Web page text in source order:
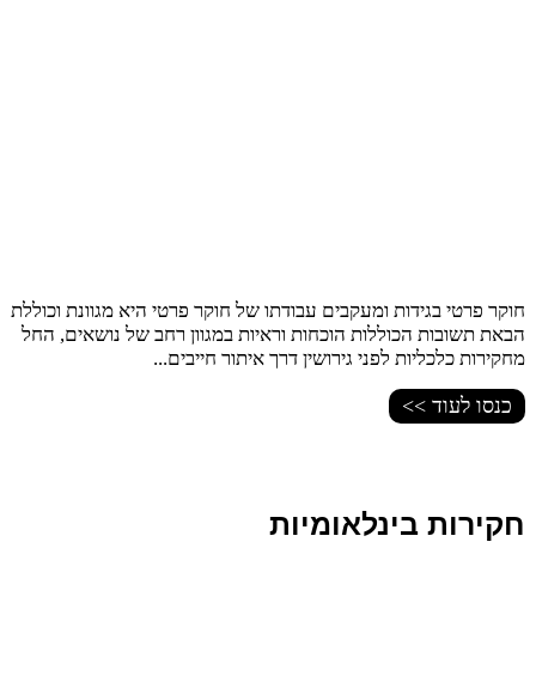
חוקר פרטי בגידות ומעקבים עבודתו של חוקר פרטי היא מגוונת וכוללת
הבאת תשובות הכוללות הוכחות וראיות במגוון רחב של נושאים, החל
מחקירות כלכליות לפני גירושין דרך איתור חייבים...
כנסו לעוד >>
חקירות בינלאומיות